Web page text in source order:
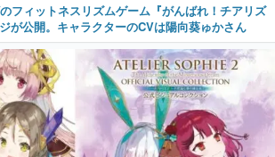
フィットネスリズムゲーム『がんばれ！チアリズ
が公開。キャラクターのCVは陽向葵ゅかさん